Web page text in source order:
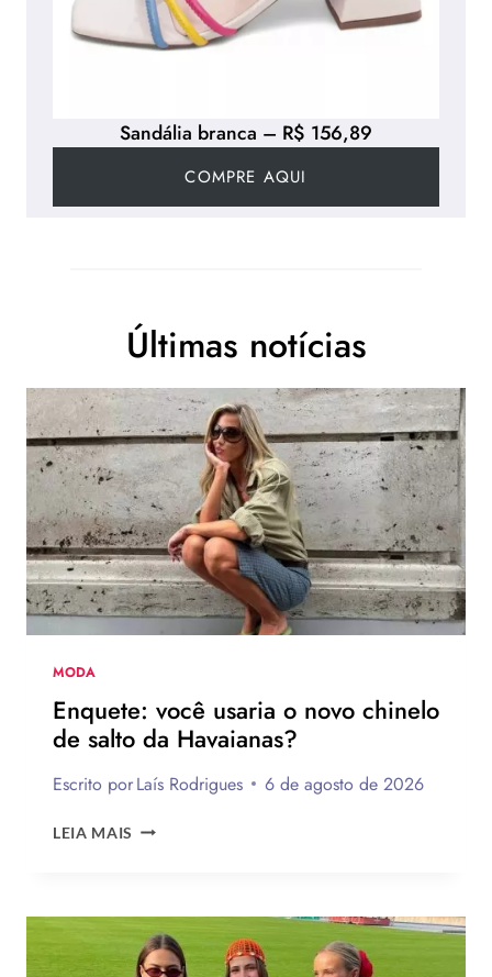
Sandália branca – R$ 156,89
COMPRE AQUI
Últimas notícias
MODA
Enquete: você usaria o novo chinelo
de salto da Havaianas?
Escrito porLaís Rodrigues 6 de agosto de 2026
LEIA MAIS ENQUETE:
NOVO
CHINELO
DE